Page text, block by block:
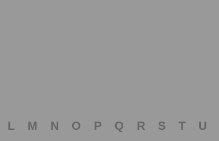
L M N O P Q R S T U